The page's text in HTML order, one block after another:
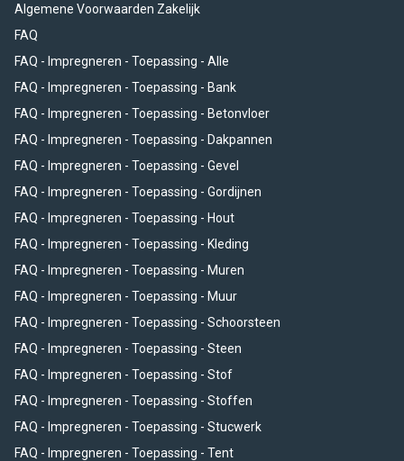
Algemene Voorwaarden Zakelijk
FAQ
FAQ - Impregneren - Toepassing - Alle
FAQ - Impregneren - Toepassing - Bank
FAQ - Impregneren - Toepassing - Betonvloer
FAQ - Impregneren - Toepassing - Dakpannen
FAQ - Impregneren - Toepassing - Gevel
FAQ - Impregneren - Toepassing - Gordijnen
FAQ - Impregneren - Toepassing - Hout
FAQ - Impregneren - Toepassing - Kleding
FAQ - Impregneren - Toepassing - Muren
FAQ - Impregneren - Toepassing - Muur
FAQ - Impregneren - Toepassing - Schoorsteen
FAQ - Impregneren - Toepassing - Steen
FAQ - Impregneren - Toepassing - Stof
FAQ - Impregneren - Toepassing - Stoffen
FAQ - Impregneren - Toepassing - Stucwerk
FAQ - Impregneren - Toepassing - Tent